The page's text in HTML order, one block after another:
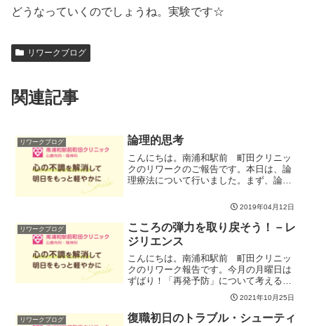
どうなっていくのでしょうね。実験です☆
リワークブログ
関連記事
リワークブログ 論理的思考
こんにちは。南浦和駅前 町田クリニッ
クのリワークのご報告です。本日は、論
理療法について行いました。まず、論理
感情や行動を生みだすことを確認いたし
ました。ビリーフにはイラショナルビリ
ーフとラショナルビリーフ...
2019年04月12日
リワークブログ
こころの弾力を取り戻そう！－レ
ジリエンス
こんにちは。南浦和駅前 町田クリニッ
クのリワーク報告です。今月の月曜日は
ずばり！「再発予防」について考える一
か月です。リハビリの中でとても大切な
ポイントです。じっくり、自分なりの再
発予防プランを作っていきましょう。私
2021年10月25日
リワークブログ
復職初日のトラブル・シューティ